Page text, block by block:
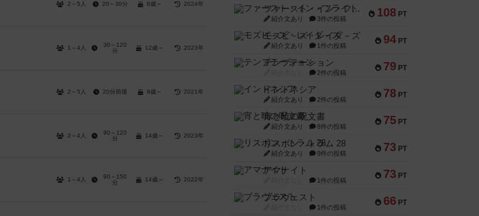
2～5人 20～30分 8歳～ 2024年
1～4人
30～120
分
12歳～ 2023年
2～5人 20分前後 9歳～ 2021年
2～4人
90～120
分
14歳～ 2023年
1～4人
90～150
分
14歳～ 2022年
108 PT
ファースト・イン・フライト
紹介文あり 3件の投稿
94 PT
モズビ－ズ・レイダ－ズ
紹介文あり 1件の投稿
79 PT
テンプテーション
2件の投稿
78 PT
インドネシア
紹介文あり 2件の投稿
75 PT
宵と暁の呪文書
紹介文あり 8件の投稿
73 PT
リスボン・トラム 28
紹介文あり 9件の投稿
73 PT
アマナイト
1件の投稿
66 PT
ブラヴェスト
1件の投稿